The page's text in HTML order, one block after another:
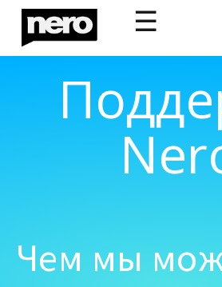
☰
Чем мы